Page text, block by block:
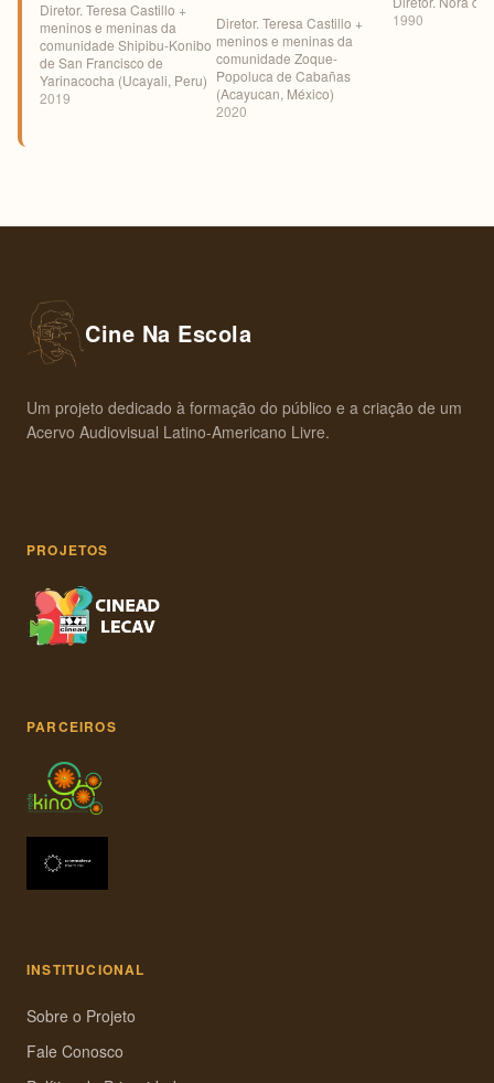
Diretor. Teresa Castillo +
meninos e meninas da
comunidade Shipibu-Konibo
de San Francisco de
Yarinacocha (Ucayali, Peru)
2019
Diretor. Teresa Castillo +
meninos e meninas da
comunidade Zoque-
Popoluca de Cabañas
(Acayucan, México)
2020
1990
Cine Na Escola
Um projeto dedicado à formação do público e a criação de um
Acervo Audiovisual Latino-Americano Livre.
PROJETOS
PARCEIROS
INSTITUCIONAL
Sobre o Projeto
Fale Conosco